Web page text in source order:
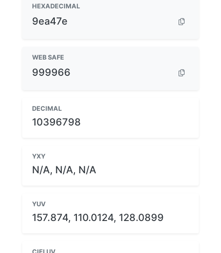
HEXADECIMAL
9ea47e
WEB SAFE
999966
DECIMAL
10396798
YXY
N/A, N/A, N/A
YUV
157.874, 110.0124, 128.0899
CIELUV